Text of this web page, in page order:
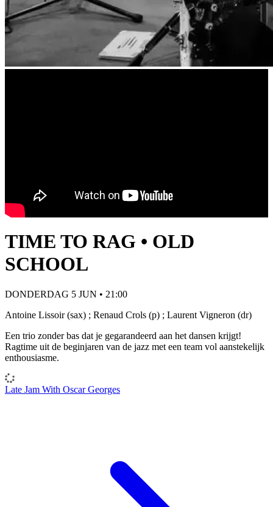
TIME TO RAG • OLD
SCHOOL
DONDERDAG 5 JUN • 21:00
Antoine Lissoir (sax) ; Renaud Crols (p) ; Laurent Vigneron (dr)
Een trio zonder bas dat je gegarandeerd aan het dansen krijgt!
Ragtime uit de beginjaren van de jazz met een team vol aanstekelijk
enthousiasme.
Late Jam With Oscar Georges